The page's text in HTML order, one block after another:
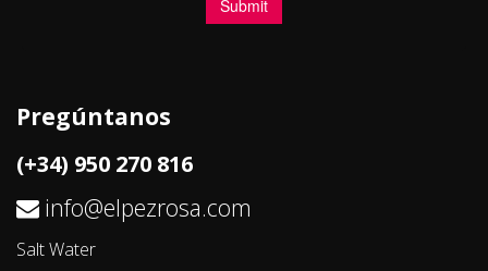
Pregúntanos
(+34) 950 270 816
info@elpezrosa.com
Salt Water